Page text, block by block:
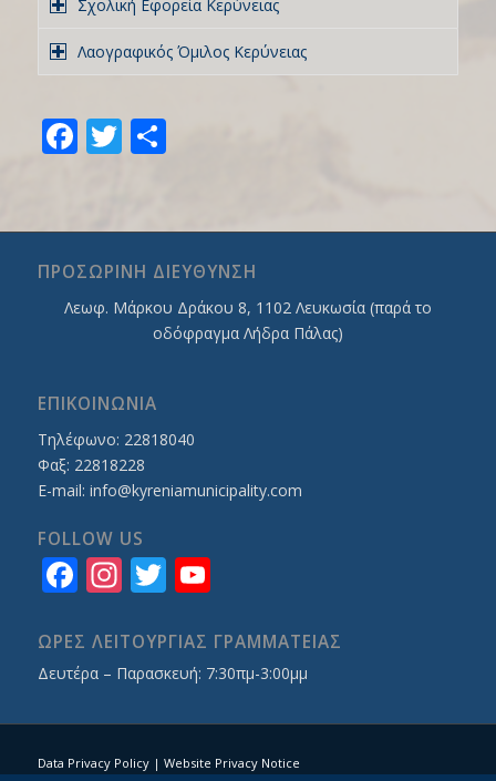
Σχολική Εφορεία Κερύνειας
Λαογραφικός Όμιλος Κερύνειας
Facebook
Twitter
Share
ΠΡΟΣΩΡΙΝΗ ΔΙΕΥΘΥΝΣΗ
Λεωφ. Mάρκου Δράκου 8, 1102 Λευκωσία (παρά το
οδόφραγμα Λήδρα Πάλας)
ΕΠΙΚΟΙΝΩΝΙΑ
Τηλέφωνο: 22818040
Φαξ: 22818228
E-mail: info@kyreniamunicipality.com
FOLLOW US
Facebook
Instagram
Twitter
YouTube
ΩΡΕΣ ΛΕΙΤΟΥΡΓΙΑΣ ΓΡΑΜΜΑΤΕΙΑΣ
Δευτέρα – Παρασκευή: 7:30πμ-3:00μμ
Data Privacy Policy| Website Privacy Notice